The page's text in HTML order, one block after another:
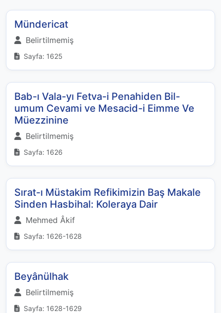
Mündericat
Belirtilmemiş
Sayfa: 1625
Bab-ı Vala-yı Fetva-i Penahiden Bil-
umum Cevami ve Mesacid-i Eimme Ve
Müezzinine
Belirtilmemiş
Sayfa: 1626
Sırat-ı Müstakim Refikimizin Baş Makale
Sinden Hasbihal: Koleraya Dair
Mehmed Âkif
Sayfa: 1626-1628
Beyânülhak
Belirtilmemiş
Sayfa: 1628-1629